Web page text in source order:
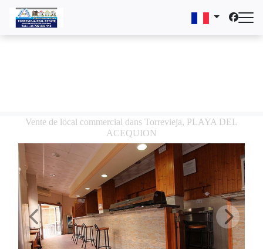
Vente de local commercial dans Torrevieja, PLAYA DEL
ACEQUION